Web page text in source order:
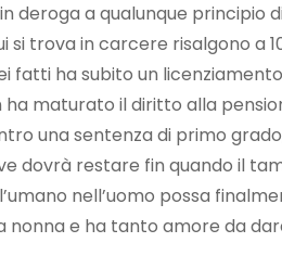
deroga a qualunque principio
si trova in carcere risalgono a
fatti ha subito un
maturato il diritto alla
una sentenza di primo
dovrà restare fin quando il
nell’uomo possa
e ha tanto amore da